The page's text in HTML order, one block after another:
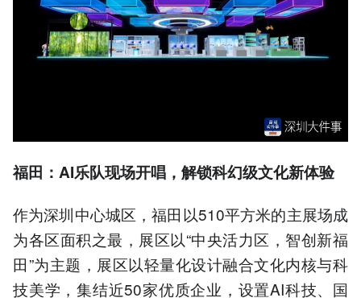
福田：AI乐队现场开唱，解锁科幻级文化新体验
作为深圳中心城区，福田以510平方米的主展场成
为各区面积之最，展区以“中央活力区，智创新福
田”为主题，展区以轻量化设计融合文化内核与科
技美学，集结近50家优质企业，设置AI科技、国